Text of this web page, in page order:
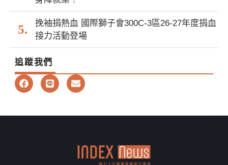
挽袖捐熱血 國際獅子會300C-3區26-27年度捐血
接力活動登場
追蹤我們
F
a
b
L
i
E
n
l